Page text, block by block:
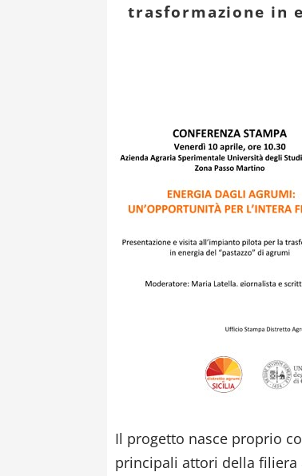
trasformazione in
Il progetto nasce proprio
principali attori della filiera